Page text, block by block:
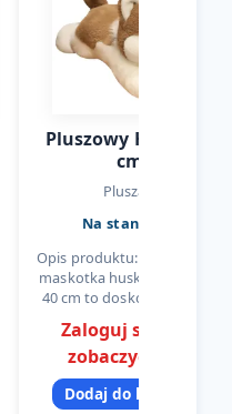
Pluszowy Husky 40
cm
Pluszaki
Na stanie: 49
Opis produktu: Realistyczna
maskotka husky o długości
40 cm to doskonały wybór
firm promocyjnych i osób
szukających wyjątkowych…
Zaloguj się, aby
zobaczyć cenę
Dodaj do koszyka